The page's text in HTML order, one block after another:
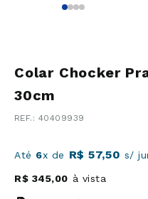
Colar Chocker
30cm
: 40409939
Até 6x de R$ 57,50 s/
R$ 345,00 à vista
6º
Argola
7º
Pingente
8º
Casamento
10 º Moissanite